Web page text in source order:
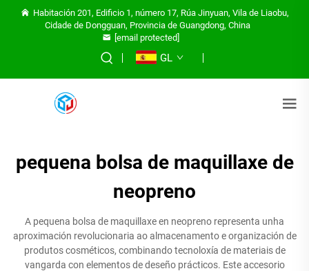
Habitación 201, Edificio 1, número 17, Rúa Jinyuan, Vila de Liaobu,
Cidade de Dongguan, Provincia de Guangdong, China
[email protected]
GL
pequena bolsa de maquillaxe de
neopreno
A pequena bolsa de maquillaxe en neopreno representa unha
aproximación revolucionaria ao almacenamento e organización de
produtos cosméticos, combinando tecnoloxía de materiais de
vangarda con elementos de deseño prácticos. Este accesorio